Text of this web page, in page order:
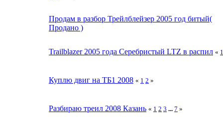
Продам в разбор Трейлблейзер 2005 год битый(
Продано )
Trailblazer 2005 года Серебристый LTZ в распил « 1
Куплю двиг на ТБ1 2008 « 1 2 »
Разбираю треил 2008 Казань « 1 2 3 ... 7 »